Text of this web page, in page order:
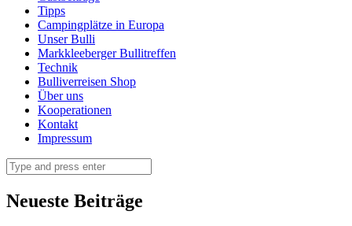
VERREISEN
Tipps
Campingplätze in Europa
Unser Bulli
Markkleeberger Bullitreffen
Technik
Bulliverreisen Shop
Über uns
Kooperationen
Kontakt
Impressum
Search
Neueste Beiträge